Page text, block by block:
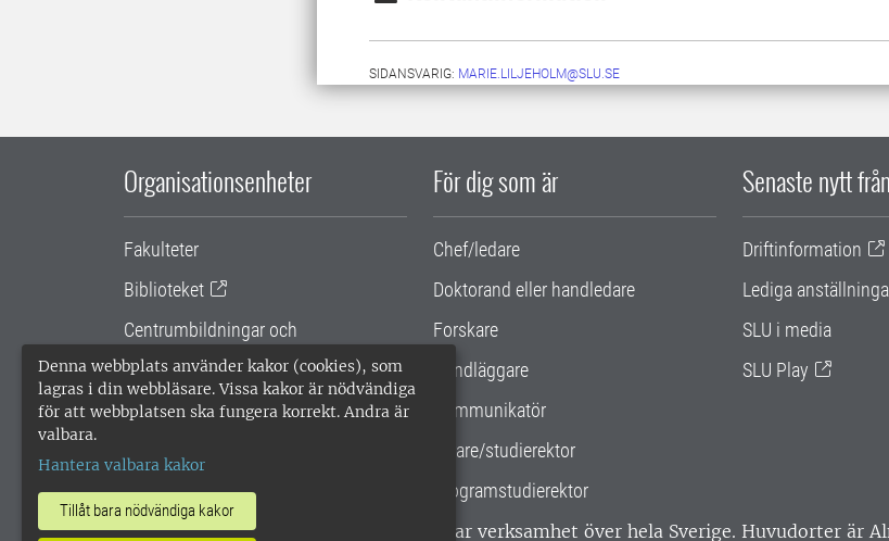
Denna webbplats använder kakor (cookies), som
lagras i din webbläsare. Vissa kakor är nödvändiga
för att webbplatsen ska fungera korrekt. Andra är
valbara.
Hantera valbara kakor
Tillåt bara nödvändiga kakor
SIDANSVARIG: MARIE.LILJEHOLM@SLU.SE
Organisationsenheter
Fakulteter
Biblioteket
Centrumbildningar och
samarbetsprojekt
Gemensamma verksamhetsstödet
För dig som är
Chef/ledare
Doktorand eller handledare
Forskare
Handläggare
Kommunikatör
Lärare/studierektor
Programstudierektor
Senaste nytt från
Driftinformation
Lediga
SLU i media
SLU Play
SLU, Sveriges lantbruksuniversitet, har verksamhet över hela Sverige. Huvudorter är